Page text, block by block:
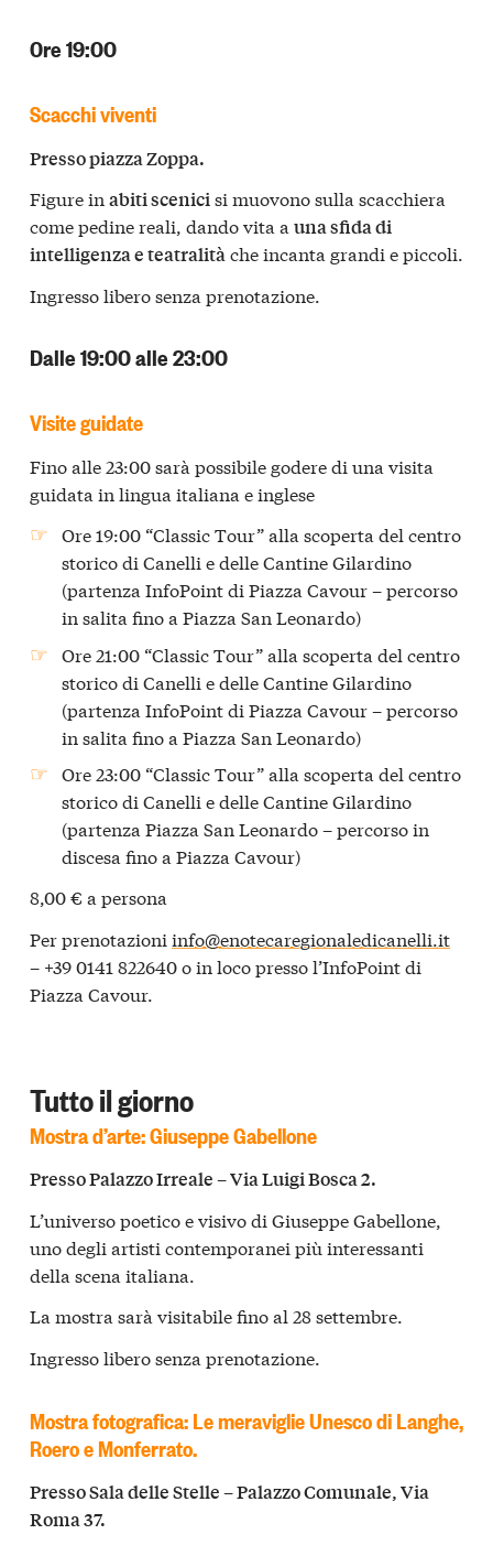
Ore 19:00
Scacchi viventi
Presso piazza Zoppa.
Figure in abiti scenicisi muovono sulla scacchiera
come pedine reali, dando vita a una sfida di
intelligenza e teatralitàche incanta grandi e piccoli.
Ingresso libero senza prenotazione.
Dalle 19:00 alle 23:00
Visite guidate
Fino alle 23:00 sarà possibile godere di una visita
guidata in lingua italiana e inglese
Ore 19:00 “Classic Tour” alla scoperta del centro
storico di Canelli e delle Cantine Gilardino
(partenza InfoPoint di Piazza Cavour – percorso
in salita fino a Piazza San Leonardo)
Ore 21:00 “Classic Tour” alla scoperta del centro
storico di Canelli e delle Cantine Gilardino
(partenza InfoPoint di Piazza Cavour – percorso
in salita fino a Piazza San Leonardo)
Ore 23:00 “Classic Tour” alla scoperta del centro
storico di Canelli e delle Cantine Gilardino
(partenza Piazza San Leonardo – percorso in
discesa fino a Piazza Cavour)
8,00 € a persona
Per prenotazioni info@enotecaregionaledicanelli.it
– +39 0141 822640 o in loco presso l’InfoPoint di
Piazza Cavour.
Tutto il giorno
Mostra d’arte:Giuseppe Gabellone
Presso Palazzo Irreale – Via Luigi Bosca 2.
L’universo poetico e visivo di Giuseppe Gabellone,
uno degli artisti contemporanei più interessanti
della scena italiana.
La mostra sarà visitabile fino al 28 settembre.
Ingresso libero senza prenotazione.
Mostra fotografica: Le meraviglie Unesco di Langhe,
Roero e Monferrato.
Presso Sala delle Stelle – Palazzo Comunale, Via
Roma 37.